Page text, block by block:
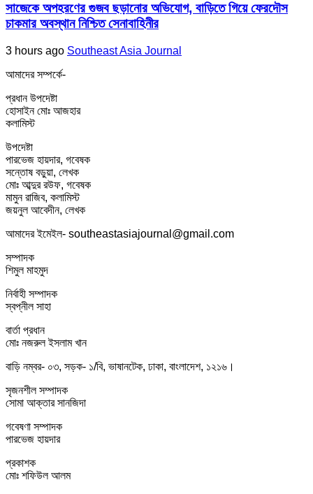
সাজেকে অপহরণের গুজব ছড়ানোর অভিযোগ, বাড়িতে গিয়ে ফেরদৌস
চাকমার অবস্থান নিশ্চিত সেনাবাহিনীর
3 hours ago Southeast Asia Journal
আমাদের সম্পর্কে-
প্রধান উপদেষ্টা
হোসাইন মোঃ আজহার
কলামিস্ট
উপদেষ্টা
পারভেজ হায়দার, গবেষক
সন্তোষ বড়ুয়া, লেখক
মোঃ আব্দুর রউফ, গবেষক
মামুন রাজিব, কলামিস্ট
জয়নুল আবেদীন, লেখক
আমাদের ইমেইল- southeastasiajournal@gmail.com
সম্পাদক
শিমুল মাহমুদ
নির্বাহী সম্পাদক
স্বপ্নীল সাহা
বার্তা প্রধান
মোঃ নজরুল ইসলাম খান
বাড়ি নম্বর- ০৩, সড়ক- ১/বি, ভাষানটেক, ঢাকা, বাংলাদেশ, ১২১৬।
সৃজনশীল সম্পাদক
সোমা আক্তার সানজিদা
গবেষণা সম্পাদক
পারভেজ হায়দার
প্রকাশক
মোঃ শফিউল আলম